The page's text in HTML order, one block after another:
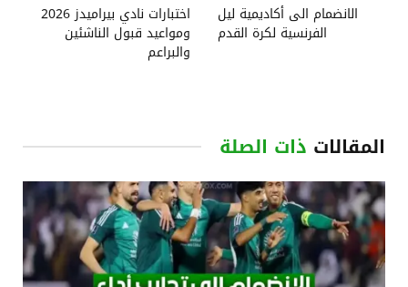
الانضمام الى أكاديمية ليل
الفرنسية لكرة القدم
اختبارات نادي بيراميدز 2026
ومواعيد قبول الناشئين
والبراعم
المقالات ذات الصلة